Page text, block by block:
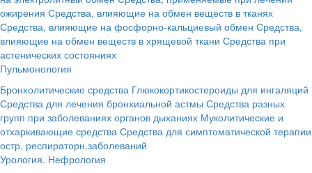
ожирения Средства, влияющие на обмен веществ в тканях
Средства, влияющие на фосфорно-кальциевый обмен Средства,
влияющие на обмен веществ в хрящевой ткани Средства при
астенических состояниях
Пульмонология
Бронхолитические средства Глюкокортикостероиды для ингаляций
Средства для лечения бронхиальной астмы Средства разных
групп при заболеваниях органов дыханиях Муколитические и
отхаркивающие средства Средства для симптоматической терапии
остр. респираторн.заболеваний
Урология. Нефрология